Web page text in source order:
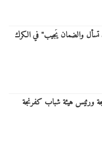
والضمان يُجيب" في الكرك
ورئيس هيئة شباب كفرنجة